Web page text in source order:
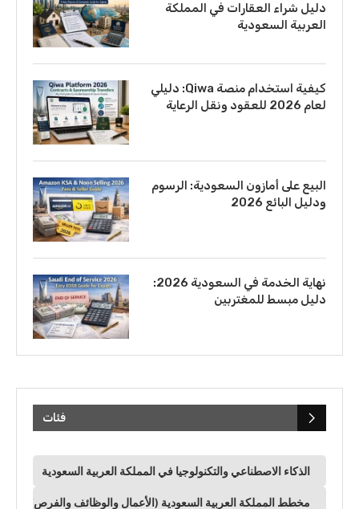
دليل شراء العقارات في المملكة
العربية السعودية
كيفية استخدام منصة Qiwa: دليلي
لعام 2026 للعقود ونقل الرعاية
البيع على أمازون السعودية: الرسوم
ودليل البائع 2026
نهاية الخدمة في السعودية 2026:
دليل مبسط للمغتربين
فئات
الذكاء الاصطناعي والتكنولوجيا في المملكة العربية السعودية
مخطط المملكة العربية السعودية (الأعمال والوظائف والفرص)